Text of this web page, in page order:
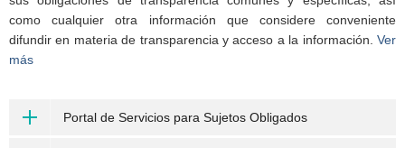
como cualquier otra información que considere conveniente
difundir en materia de transparencia y acceso a la información. Ver
más
Portal de Servicios para Sujetos Obligados